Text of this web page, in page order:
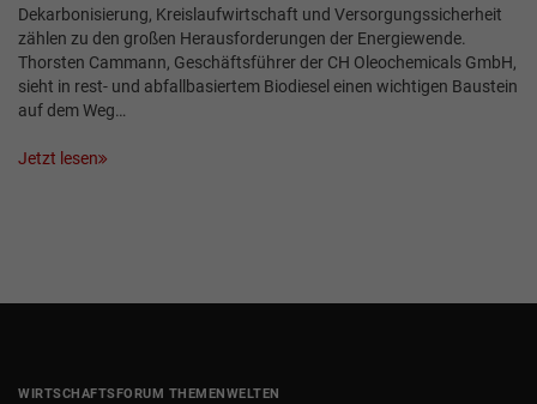
Dekarbonisierung, Kreislaufwirtschaft und Versorgungssicherheit
zählen zu den großen Herausforderungen der Energiewende.
Thorsten Cammann, Geschäftsführer der CH Oleochemicals GmbH,
sieht in rest- und abfallbasiertem Biodiesel einen wichtigen Baustein
auf dem Weg…
Jetzt lesen
WIRTSCHAFTSFORUM THEMENWELTEN